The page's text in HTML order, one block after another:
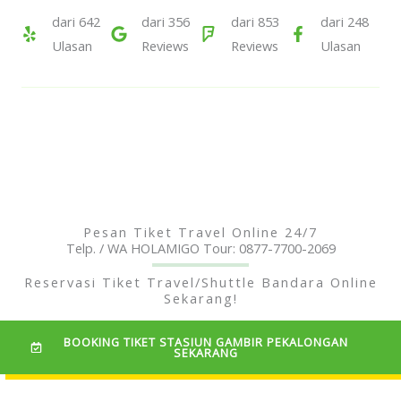
outdari 642
Ulasan
out
of
dari 356
Reviews
outdari 853
Reviews
outdari 248
Ulasan
Pesan Tiket Travel Online 24/7
Telp. / WA HOLAMIGO Tour: 0877-7700-2069
Reservasi Tiket Travel/Shuttle Bandara Online
Sekarang!
BOOKING TIKET STASIUN GAMBIR PEKALONGAN
SEKARANG